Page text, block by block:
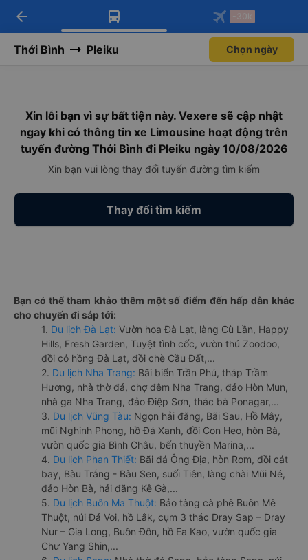
Tải app Vexere ngay!
Nhận ưu đãi thành viên độc
Mở app
Tải app Vexere
-30k/ghế khi đặt vé máy bay qua
Mở app
arrow_back -30k
Thới Bình Pleiku Chọn ngày
Xin lỗi bạn vì sự bất tiện này. Vexere sẽ cập nhật
ngay khi có thông tin xe Limousine hoạt động trên
tuyến đường Thới Bình đi Pleiku ngày 10/08/2026
Xin bạn vui lòng thay đổi tuyến đường tìm kiếm
Thay đổi tìm kiếm
Bạn có thể tham khảo thêm một số điểm đến hấp dẫn khác
cho chuyến đi sắp tới:
1. Du lịch Đà Lạt: Vườn hoa Đà Lạt, làng Cù Lần, Happy
Hills, Fresh Garden, Tuyệt tình cốc, vườn thú Zoodoo,
đồi cỏ hồng Đà Lạt, đồi chè Cầu Đất,...
2. Du lịch Nha Trang: Bãi biển Trần Phú, tháp Trầm
Hương, nhà thờ đá, chợ đêm Nha Trang, đảo Hòn Mun,
nhà ga Nha Trang, đảo Điệp Sơn, thác bà Ponagar,...
3. Du lịch Vũng Tàu: Ngọn hải đăng, Bãi Sau, Hồ Mây,
mũi Nghinh Phong, hồ Đá Xanh, đồi Con Heo, hòn Bà,
vườn quốc gia Bình Châu, bến thuyền Marina,...
4. Du lịch Phan Thiết: Bãi đá Ông Địa, hòn Rơm, đồi cát
bay, Bàu Trắng - Bàu Sen, suối Tiên, làng chài Mũi Né,
đảo Hòn Bà, hải đăng Kê Gà,...
5. Du lịch Buôn Ma Thuột: Bảo tàng cà phê Buôn Mê
Thuột, núi Đá Voi, hồ Lắk, cụm 3 thác Dray Sap – Dray
Nur – Gia Long, Buôn Đôn, hồ Ea Kao, vườn quốc gia
Chư Yang Shin,...